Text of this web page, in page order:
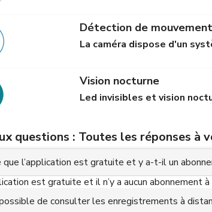
Détection de mouvement
La caméra dispose d'un
Vision nocturne
Led invisibles et vision
questions : Toutes les réponses à
que l’application est gratuite et y a-t-il un
est gratuite et il n’y a aucun abonnement à
de consulter les enregistrements à